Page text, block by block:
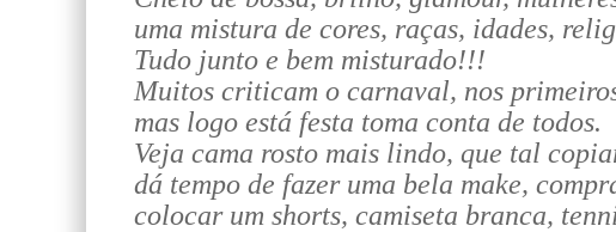
uma mistura de cores, raças, idades,
Tudo junto e bem misturado!!!
Muitos criticam o carnaval, nos
mas logo está festa toma conta de todos.
Veja cama rosto mais lindo, que tal
dá tempo de fazer uma bela make,
colocar um shorts, camiseta branca,